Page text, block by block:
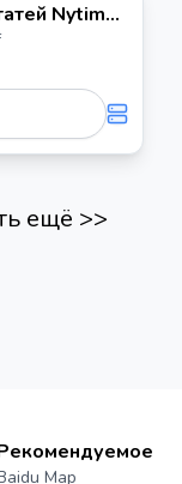
Nytimes
Mcp
ещё >>
Map